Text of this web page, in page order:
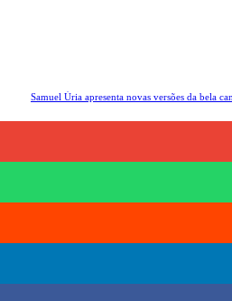
Samuel Úria apresenta novas versões da bela